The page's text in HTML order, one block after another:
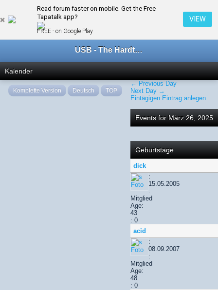
Read forum faster on mobile. Get the Free
Tapatalk app?
FREE - on Google Play
VIEW
← März 2025
USB - The Hardtechno Family
Kalender
← Previous Day
Next Day →
Eintägigen Eintrag anlegen
Events for März 26, 2025
Geburtstage
dick
:
15.05.2005
:
Mitglied
Age:
43
: 0
acid
:
08.09.2007
:
Mitglied
Age:
48
: 0
Komplette Version Deutsch TOP